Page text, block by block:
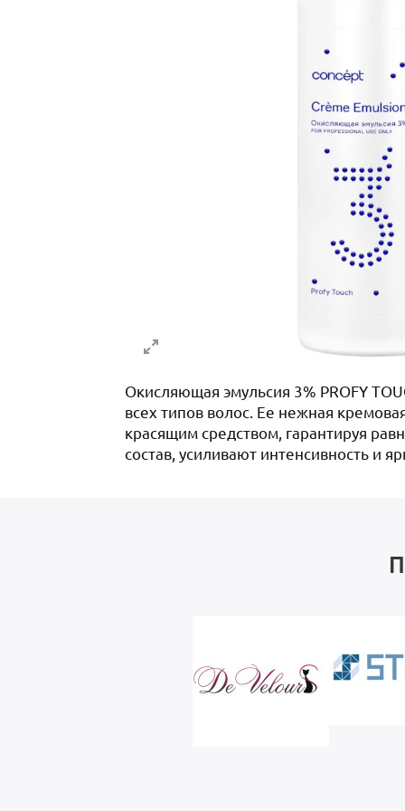
Окисляющая эмульсия 3% PROFY
всех типов волос. Ее нежная
красящим средством, гарантируя
состав, усиливают интенсивность и